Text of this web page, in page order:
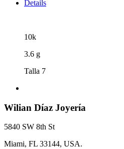
Details
10k
3.6 g
Talla 7
Wilian Díaz Joyería
5840 SW 8th St
Miami, FL 33144, USA.